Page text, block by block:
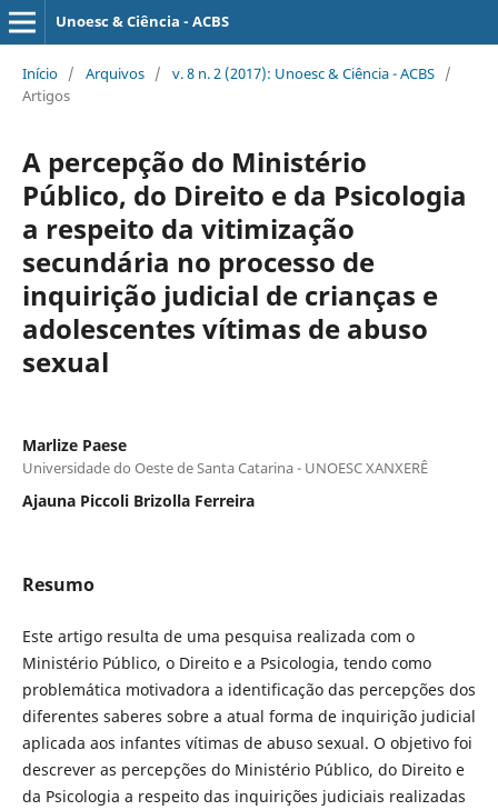
Unoesc & Ciência - ACBS
Início / Arquivos / v. 8 n. 2 (2017): Unoesc & Ciência - ACBS /
Artigos
A percepção do Ministério
Público, do Direito e da Psicologia
a respeito da vitimização
secundária no processo de
inquirição judicial de crianças e
adolescentes vítimas de abuso
sexual
Marlize Paese
Universidade do Oeste de Santa Catarina - UNOESC XANXERÊ
Ajauna Piccoli Brizolla Ferreira
Resumo
Este artigo resulta de uma pesquisa realizada com o
Ministério Público, o Direito e a Psicologia, tendo como
problemática motivadora a identificação das percepções dos
diferentes saberes sobre a atual forma de inquirição judicial
aplicada aos infantes vítimas de abuso sexual. O objetivo foi
descrever as percepções do Ministério Público, do Direito e
da Psicologia a respeito das inquirições judiciais realizadas